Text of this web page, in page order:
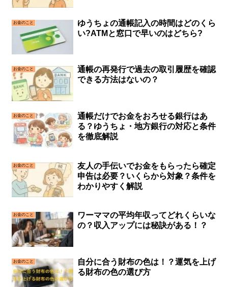
お金のこと
ゆうちょの通帳記入の時間はどのくら
い?ATMと窓口で早いのはどちら?
お金のこと
通帳の再発行で過去の取引履歴を確認
できる方法はないの？
お金のこと
通帳だけでお金をおろせる銀行はあ
る？ゆうちょ・地方銀行の対応と条件
を徹底解説
お金のこと
友人の手伝いでお金をもらったら確定
申告は必要？いくらから対象？条件を
わかりやすく解説
お金のこと
ワーママの平均年収ってどれくらいな
の？収入アップには秘訣がある！？
お金のこと
自分に合う財布の色は！？運気を上げ
る財布の色の選び方